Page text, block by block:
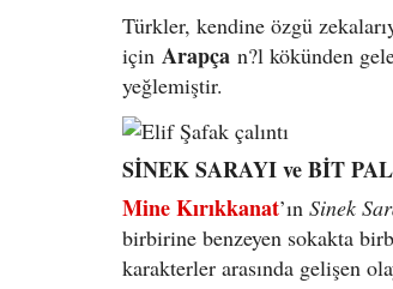
Türkler, kendine özgü
için Arapça n?l kökünden
yeğlemiştir.
SİNEK SARAYI ve BİT
Mine Kırıkkanat’ın Sinek
birbirine benzeyen sokakta
karakterler arasında gelişen